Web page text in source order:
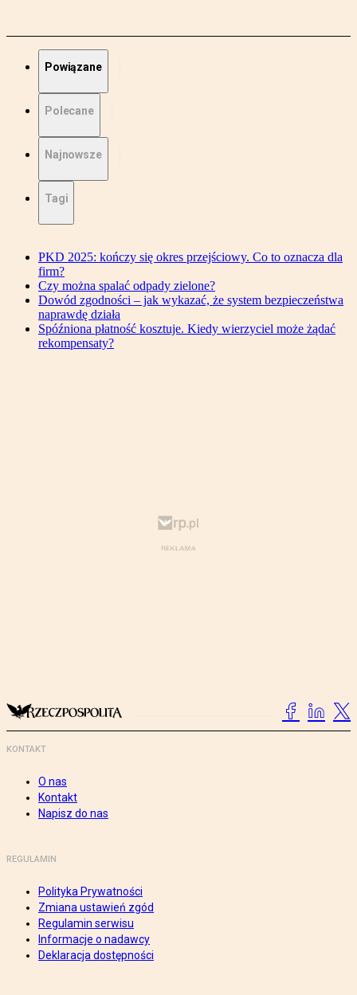
Powiązane
Polecane
Najnowsze
Tagi
PKD 2025: kończy się okres przejściowy. Co to oznacza dla
firm?
Czy można spalać odpady zielone?
Dowód zgodności – jak wykazać, że system bezpieczeństwa
naprawdę działa
Spóźniona płatność kosztuje. Kiedy wierzyciel może żądać
rekompensaty?
KONTAKT
O nas
Kontakt
Napisz do nas
REGULAMIN
Polityka Prywatności
Zmiana ustawień zgód
Regulamin serwisu
Informacje o nadawcy
Deklaracja dostępności